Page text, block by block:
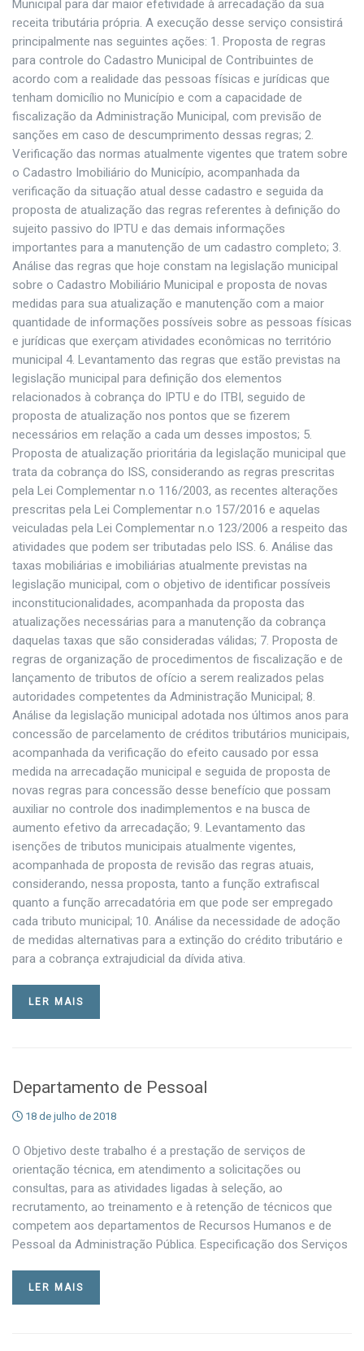
Municipal para dar maior efetividade à arrecadação da sua
receita tributária própria. A execução desse serviço consistirá
principalmente nas seguintes ações: 1. Proposta de regras
para controle do Cadastro Municipal de Contribuintes de
acordo com a realidade das pessoas físicas e jurídicas que
tenham domicílio no Município e com a capacidade de
fiscalização da Administração Municipal, com previsão de
sanções em caso de descumprimento dessas regras; 2.
Verificação das normas atualmente vigentes que tratem sobre
o Cadastro Imobiliário do Município, acompanhada da
verificação da situação atual desse cadastro e seguida da
proposta de atualização das regras referentes à definição do
sujeito passivo do IPTU e das demais informações
importantes para a manutenção de um cadastro completo; 3.
Análise das regras que hoje constam na legislação municipal
sobre o Cadastro Mobiliário Municipal e proposta de novas
medidas para sua atualização e manutenção com a maior
quantidade de informações possíveis sobre as pessoas físicas
e jurídicas que exerçam atividades econômicas no território
municipal 4. Levantamento das regras que estão previstas na
legislação municipal para definição dos elementos
relacionados à cobrança do IPTU e do ITBI, seguido de
proposta de atualização nos pontos que se fizerem
necessários em relação a cada um desses impostos; 5.
Proposta de atualização prioritária da legislação municipal que
trata da cobrança do ISS, considerando as regras prescritas
pela Lei Complementar n.o 116/2003, as recentes alterações
prescritas pela Lei Complementar n.o 157/2016 e aquelas
veiculadas pela Lei Complementar n.o 123/2006 a respeito das
atividades que podem ser tributadas pelo ISS. 6. Análise das
taxas mobiliárias e imobiliárias atualmente previstas na
legislação municipal, com o objetivo de identificar possíveis
inconstitucionalidades, acompanhada da proposta das
atualizações necessárias para a manutenção da cobrança
daquelas taxas que são consideradas válidas; 7. Proposta de
regras de organização de procedimentos de fiscalização e de
lançamento de tributos de ofício a serem realizados pelas
autoridades competentes da Administração Municipal; 8.
Análise da legislação municipal adotada nos últimos anos para
concessão de parcelamento de créditos tributários municipais,
acompanhada da verificação do efeito causado por essa
medida na arrecadação municipal e seguida de proposta de
novas regras para concessão desse benefício que possam
auxiliar no controle dos inadimplementos e na busca de
aumento efetivo da arrecadação; 9. Levantamento das
isenções de tributos municipais atualmente vigentes,
acompanhada de proposta de revisão das regras atuais,
considerando, nessa proposta, tanto a função extrafiscal
quanto a função arrecadatória em que pode ser empregado
cada tributo municipal; 10. Análise da necessidade de adoção
de medidas alternativas para a extinção do crédito tributário e
para a cobrança extrajudicial da dívida ativa.
LER MAIS
Departamento de Pessoal
18 de julho de 2018
O Objetivo deste trabalho é a prestação de serviços de
orientação técnica, em atendimento a solicitações ou
consultas, para as atividades ligadas à seleção, ao
recrutamento, ao treinamento e à retenção de técnicos que
competem aos departamentos de Recursos Humanos e de
Pessoal da Administração Pública. Especificação dos Serviços
LER MAIS